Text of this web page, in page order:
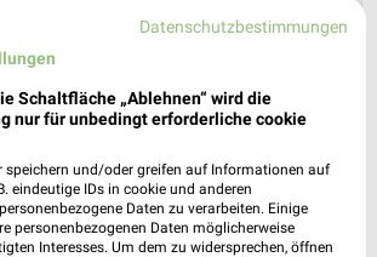
Prospekt für Leipzig ab
bis 08. Aug.
erstellen
Datenschutzbestimmungen
Schaltfläche „Ablehnen“ wird die
nur für unbedingt erforderliche cookie
speichern und/oder greifen auf Informationen auf
eindeutige IDs in cookie und anderen
Daten zu verarbeiten. Einige
personenbezogenen Daten möglicherweise
Interesses. Um dem zu widersprechen, öffnen